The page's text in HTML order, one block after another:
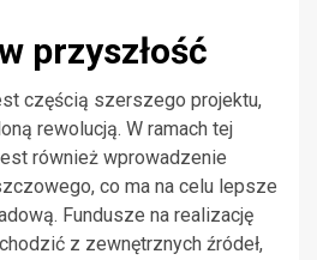
przyszłość
częścią szerszego projektu,
rewolucją. W ramach tej
również wprowadzenie
co ma na celu lepsze
Fundusze na realizację
z zewnętrznych źródeł,